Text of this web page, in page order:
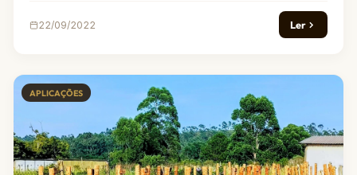
22/09/2022 Ler
APLICAÇÕES